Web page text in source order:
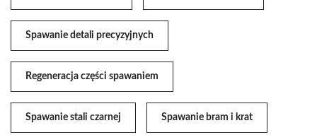
Spawanie detali precyzyjnych
Regeneracja części spawaniem
Spawanie stali czarnej Spawanie bram i krat